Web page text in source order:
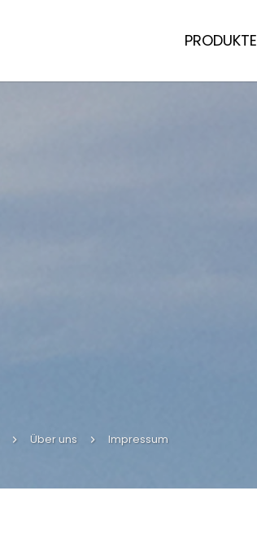
PRODUKTE
Über uns Impressum